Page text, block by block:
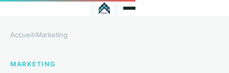
Accueil›Marketing
MARKETING